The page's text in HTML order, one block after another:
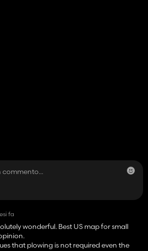
fa
wonderful. Best US map for small
that plowing is not required even the